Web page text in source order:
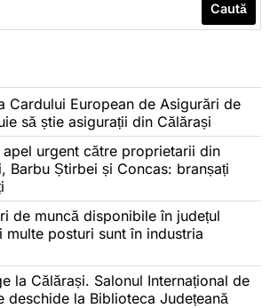
Caută
Cardului European de Asigurări de
să știe asigurații din Călărași
apel urgent către proprietarii din
Barbu Știrbei și Concas: branșați
de muncă disponibile în județul
multe posturi sunt în industria
la Călărași. Salonul Internațional de
deschide la Biblioteca Județeană